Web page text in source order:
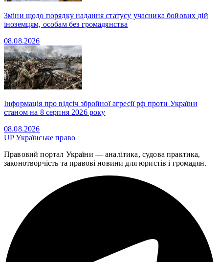
Зміни щодо порядку надання статусу учасника бойових дій
іноземцям, особам без громадянства
08.08.2026
Інформація про відсіч збройної агресії рф проти України
станом на 8 серпня 2026 року
08.08.2026
UPУкраїнське право
Правовий портал України — аналітика, судова практика,
законотворчість та правові новини для юристів і громадян.